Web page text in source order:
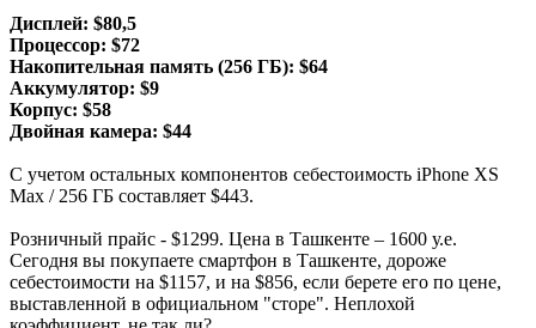
Дисплей: $80,5
Процессор: $72
Накопительная память (256 ГБ): $64
Аккумулятор: $9
Корпус: $58
Двойная камера: $44
С учетом остальных компонентов себестоимость iPhone XS
Max / 256 ГБ составляет $443.
Розничный прайс - $1299. Цена в Ташкенте – 1600 у.е.
Сегодня вы покупаете смартфон в Ташкенте, дороже
себестоимости на $1157, и на $856, если берете его по цене,
выставленной в официальном "сторе". Неплохой